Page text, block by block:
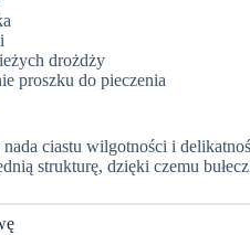
drożdży
proszku do pieczenia
nada ciastu wilgotności i
strukturę, dzięki czemu